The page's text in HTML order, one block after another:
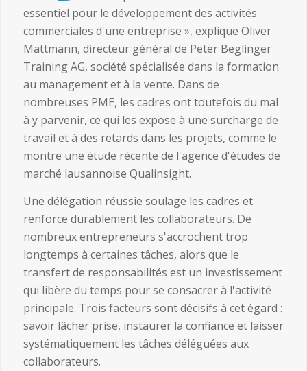
essentiel pour le développement des activités
commerciales d'une entreprise », explique Oliver
Mattmann, directeur général de Peter Beglinger
Training AG, société spécialisée dans la formation
au management et à la vente. Dans de
nombreuses PME, les cadres ont toutefois du mal
à y parvenir, ce qui les expose à une surcharge de
travail et à des retards dans les projets, comme le
montre une étude récente de l'agence d'études de
marché lausannoise Qualinsight.
Une délégation réussie soulage les cadres et
renforce durablement les collaborateurs. De
nombreux entrepreneurs s'accrochent trop
longtemps à certaines tâches, alors que le
transfert de responsabilités est un investissement
qui libère du temps pour se consacrer à l'activité
principale. Trois facteurs sont décisifs à cet égard :
savoir lâcher prise, instaurer la confiance et laisser
systématiquement les tâches déléguées aux
collaborateurs.